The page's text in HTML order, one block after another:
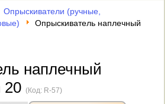
Опрыскиватели (ручные,
Опрыскиватель наплечный
наплечный
20(Код: R-57)